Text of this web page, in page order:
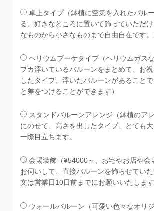
卓上タイプ（鉢植に空気を入れたバル
る、好きなところに置いて飾っていただ
なものから小さなものまで自由自在です。
ヘリウムブーケタイプ（ヘリウムガス
プカ浮いているバルーンをまとめて、お
したタイプ、浮いたバルーンがあること
と差をつけることができます）
スタンドバルーンアレンジ（鉢植のア
にのせて、高さを出したタイプ、とても
一際目立ちます。
会場装飾（¥54000～、お宅やお店や会
お伺いして、直接バルーンを飾らせてい
文は営業日10日前までにお願いいたします
ウォールバルーン（可愛い色々なオリ